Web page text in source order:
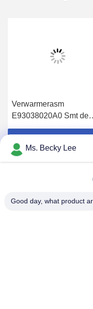
Verwarmerasm
E93038020A0 Smt de
Automaat van
JUKI KD775 1
Jaargarantie
Ms. Becky Lee
Good day, what product